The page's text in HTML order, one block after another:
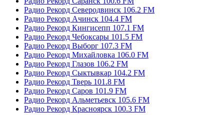
Радио Рекорд Северодвинск 106.2 FM
Радио Рекорд Ачинск 104.4 FM
Радио Рекорд Кингисепп 107.1 FM
Радио Рекорд Чебоксары 101.5 FM
Радио Рекорд Выборг 107.3 FM
Радио Рекорд Михайловка 106.0 FM
Радио Рекорд Глазов 106.2 FM
Радио Рекорд Сыктывкар 104.2 FM
Радио Рекорд Тверь 101.8 FM
Радио Рекорд Саров 101.9 FM
Радио Рекорд Альметьевск 105.6 FM
Радио Рекорд Красноярск 100.3 FM